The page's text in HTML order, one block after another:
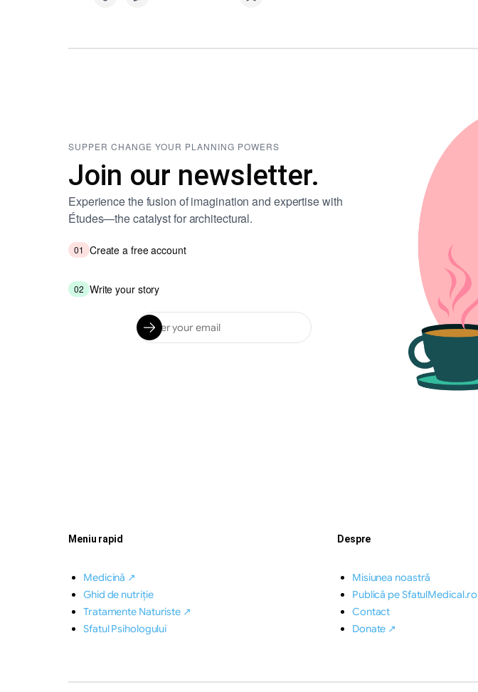
SUPPER CHANGE YOUR PLANNING POWERS
Join our newsletter.
Experience the fusion of imagination and expertise with
Études—the catalyst for architectural.
01 Create a free account
02 Write your story
Meniu rapid
Medicină ↗
Ghid de nutriție
Tratamente Naturiste ↗
Sfatul Psihologului
Despre
Misiunea noastră
Publică pe SfatulMedical.ro
Contact
Donate ↗